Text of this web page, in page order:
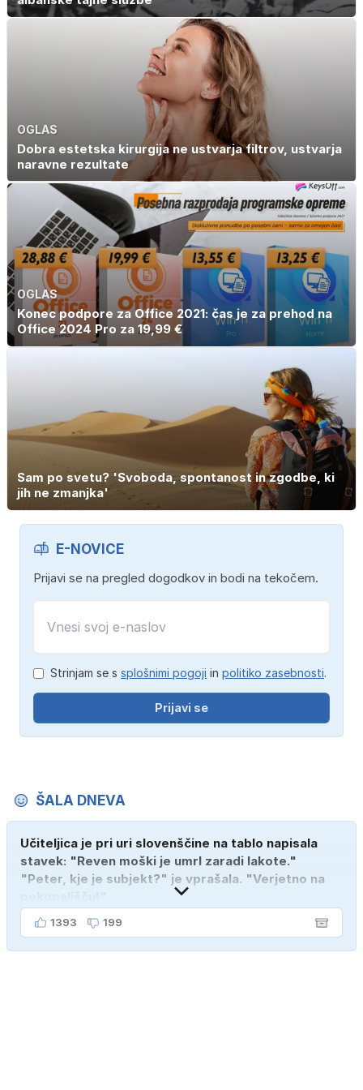
OGLAS
Dobra estetska kirurgija ne ustvarja filtrov, ustvarja
naravne rezultate
OGLAS
Konec podpore za Office 2021: čas je za prehod na
Office 2024 Pro za 19,99 €
Sam po svetu? 'Svoboda, spontanost in zgodbe, ki
jih ne zmanjka'
E-NOVICE
Prijavi se na pregled dogodkov in bodi na tekočem.
Strinjam se s splošnimi pogoji in politiko zasebnosti.
Prijavi se
ŠALA DNEVA
Učiteljica je pri uri slovenščine na tablo napisala
stavek: "Reven moški je umrl zaradi lakote."
"Peter, kje je subjekt?" je vprašala. "Verjetno na
1393 199